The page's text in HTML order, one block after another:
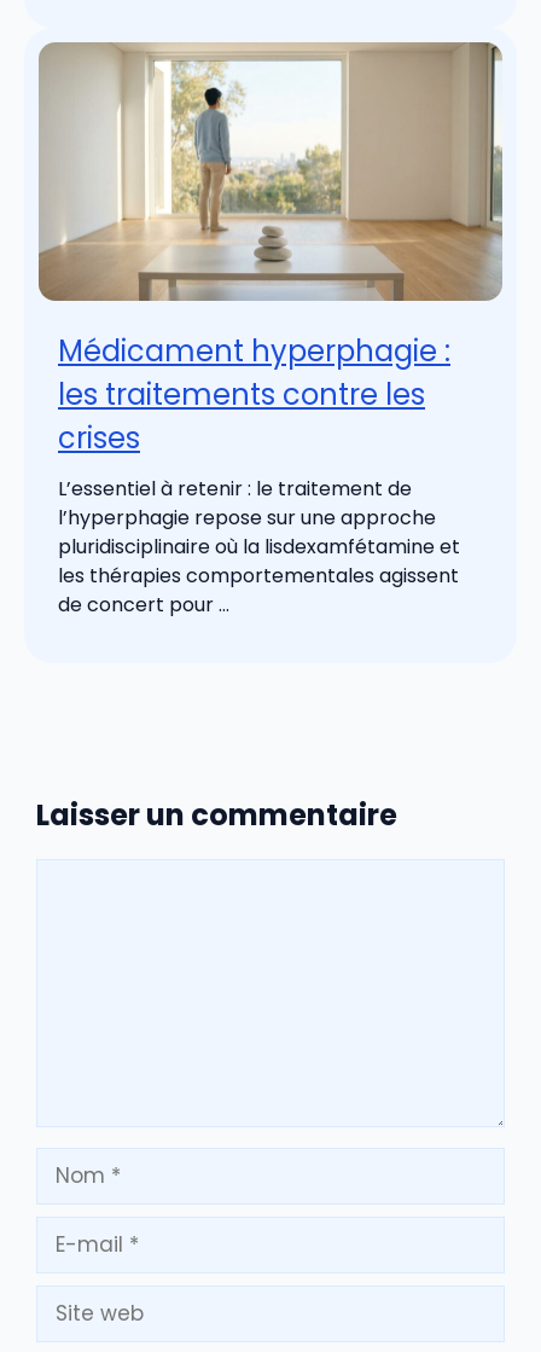
Médicament hyperphagie :
les traitements contre les
crises
L’essentiel à retenir : le traitement de
l’hyperphagie repose sur une approche
pluridisciplinaire où la lisdexamfétamine et
les thérapies comportementales agissent
de concert pour ...
Laisser un commentaire
Nom
mail
Site
web